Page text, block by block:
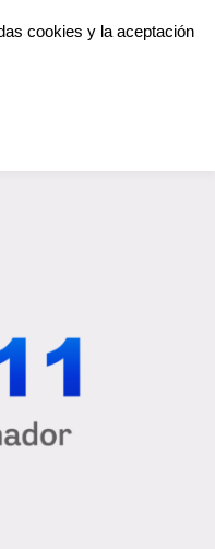
cookies y la aceptación